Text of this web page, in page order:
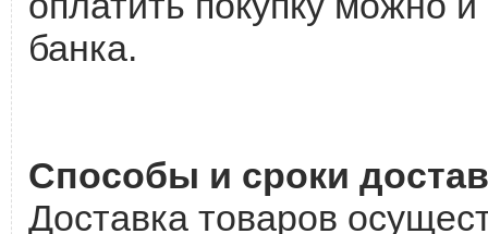
банка.
Способы и сроки
Доставка товаров